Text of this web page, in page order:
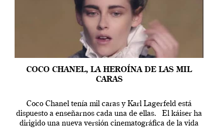
COCO CHANEL, LA HEROÍNA DE LAS MIL
CARAS
Coco Chanel tenía mil caras y Karl Lagerfeld está
dispuesto a enseñarnos cada una de ellas. El káiser ha
dirigido una nueva versión cinematográfica de la vida